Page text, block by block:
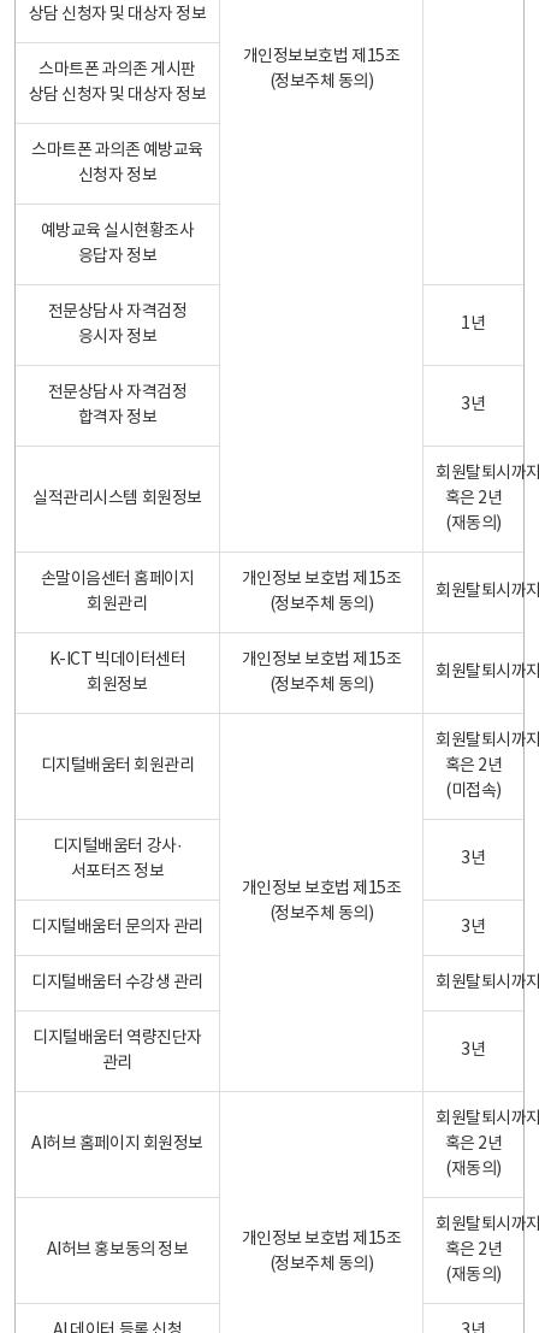
개인정보보호법 제15조
(정보주체 동의)
상담 신청자 및 대상자 정보
스마트폰 과의존 게시판
상담 신청자 및 대상자 정보
스마트폰 과의존 예방교육
신청자 정보
예방교육 실시현황조사
응답자 정보
전문상담사 자격검정
응시자 정보
1년
전문상담사 자격검정
합격자 정보
3년
실적관리시스템 회원정보
회원탈퇴시까
혹은 2년
(재동의)
손말이음센터 홈페이지
회원관리
개인정보 보호법 제15조
(정보주체 동의)
회원탈퇴시까
K-ICT 빅데이터센터
회원정보
개인정보 보호법 제15조
(정보주체 동의)
회원탈퇴시까
디지털배움터 회원관리
개인정보 보호법 제15조
(정보주체 동의)
회원탈퇴시까
혹은 2년
(미접속)
디지털배움터 강사·
서포터즈 정보
3년
디지털배움터 문의자 관리 3년
디지털배움터 수강생 관리 회원탈퇴시까
디지털배움터 역량진단자
관리
3년
AI허브 홈페이지 회원정보
개인정보 보호법 제15조
(정보주체 동의)
회원탈퇴시까
혹은 2년
(재동의)
AI허브 홍보동의 정보
회원탈퇴시까
혹은 2년
(재동의)